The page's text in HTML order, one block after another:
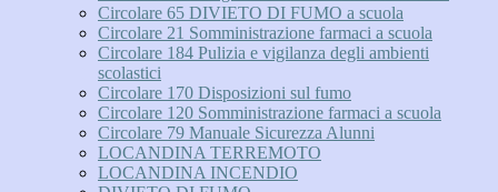
Circolare 65 DIVIETO DI FUMO a scuola
Circolare 21 Somministrazione farmaci a scuola
Circolare 184 Pulizia e vigilanza degli ambienti
scolastici
Circolare 170 Disposizioni sul fumo
Circolare 120 Somministrazione farmaci a scuola
Circolare 79 Manuale Sicurezza Alunni
LOCANDINA TERREMOTO
LOCANDINA INCENDIO